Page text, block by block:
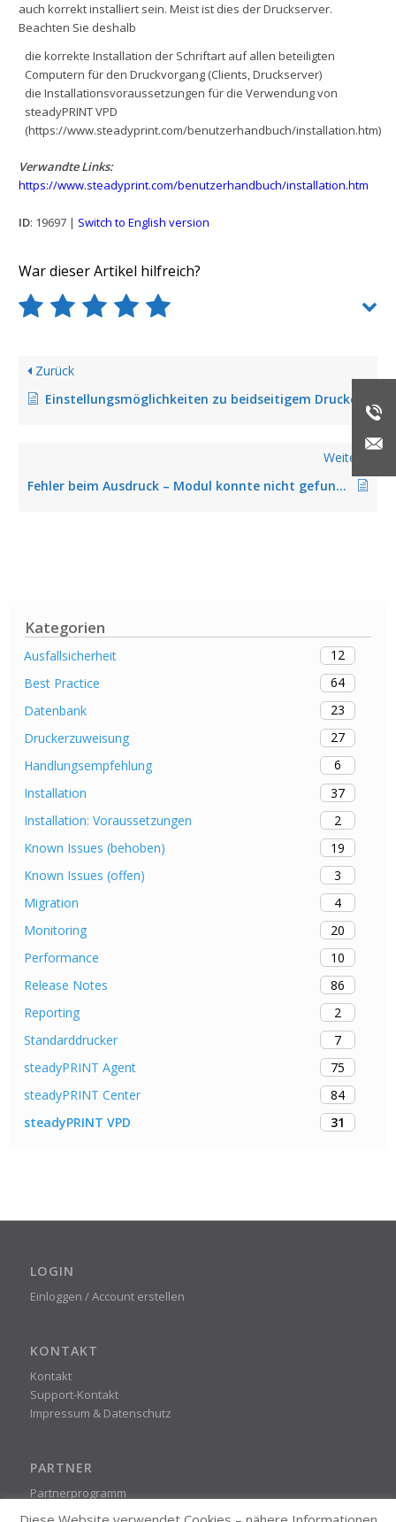
Kategorien
Ausfallsicherheit
12
Best Practice
64
Datenbank
23
Druckerzuweisung
27
Handlungsempfehlung
6
Installation
37
Installation: Voraussetzungen
2
Known Issues (behoben)
19
Known Issues (offen)
3
Migration
4
Monitoring
20
Performance
10
Release Notes
86
Reporting
2
Standarddrucker
7
steadyPRINT Agent
75
steadyPRINT Center
84
steadyPRINT VPD
31
auch korrekt installiert sein. Meist ist dies der Druckserver.
Beachten Sie deshalb
die korrekte Installation der Schriftart auf allen beteiligten
Computern für den Druckvorgang (Clients, Druckserver)
die Installationsvoraussetzungen für die Verwendung von
steadyPRINT VPD
(https://www.steadyprint.com/benutzerhandbuch/installation.htm)
Verwandte Links:
https://www.steadyprint.com/benutzerhandbuch/installation.htm
ID: 19697 | Switch to English version
War dieser Artikel hilfreich?
Zurück
Einstellungsmöglichkeiten zu beidseitigem Drucken
Weiter
Fehler beim Ausdruck – Modul konnte nicht gefunden werden (behoben in Version 7.5.2)
LOGIN
Einloggen / Account erstellen
KONTAKT
Kontakt
Support-Kontakt
Impressum & Datenschutz
PARTNER
Partnerprogramm